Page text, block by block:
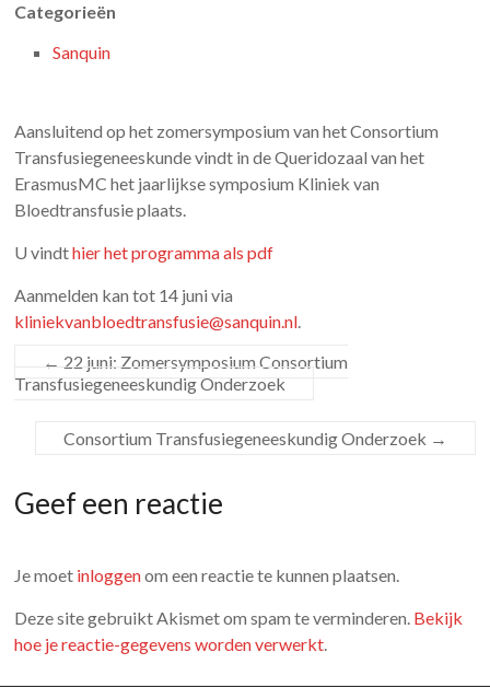
Categorieën
Sanquin
Aansluitend op het zomersymposium van het Consortium
Transfusiegeneeskunde vindt in de Queridozaal van het
ErasmusMC het jaarlijkse symposium Kliniek van
Bloedtransfusie plaats.
U vindthier het programma als pdf
Aanmelden kan tot 14 juni via
kliniekvanbloedtransfusie@sanquin.nl.
← 22 juni: Zomersymposium Consortium
Transfusiegeneeskundig Onderzoek
Consortium Transfusiegeneeskundig Onderzoek →
Geef een reactie
Je moet inloggenom een reactie te kunnen plaatsen.
Deze site gebruikt Akismet om spam te verminderen. Bekijk
hoe je reactie-gegevens worden verwerkt.